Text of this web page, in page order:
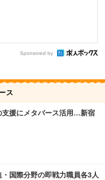
Sponsored by
ス
支援にメタバース活用…新宿
国際分野の即戦力職員各3人